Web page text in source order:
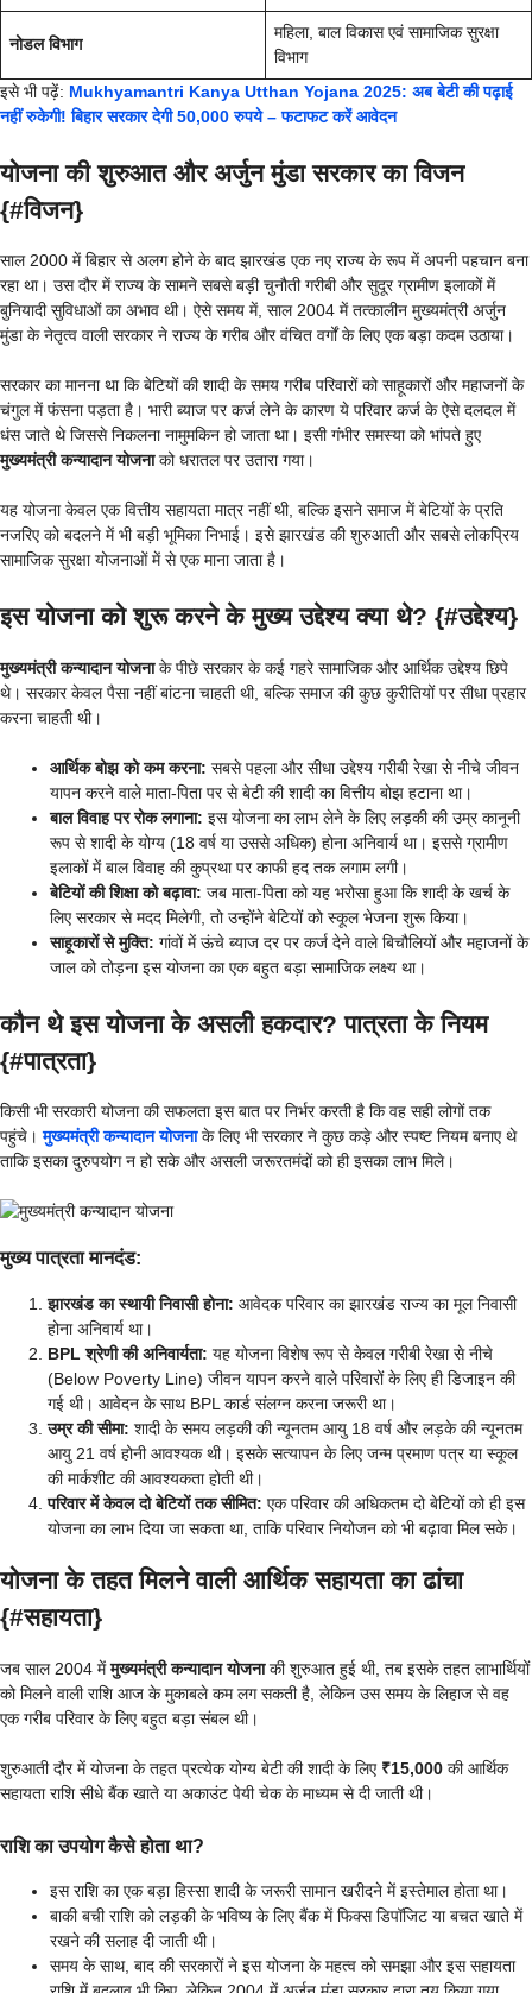
नोडल विभाग
महिला, बाल विकास एवं सामाजिक सुरक्षा
विभाग
इसे भी पढ़ें: Mukhyamantri Kanya Utthan Yojana 2025: अब बेटी की पढ़ाई
नहीं रुकेगी! बिहार सरकार देगी 50,000 रुपये – फटाफट करें आवेदन
योजना की शुरुआत और अर्जुन मुंडा सरकार का विजन
{#विजन}
साल 2000 में बिहार से अलग होने के बाद झारखंड एक नए राज्य के रूप में अपनी पहचान बना
रहा था। उस दौर में राज्य के सामने सबसे बड़ी चुनौती गरीबी और सुदूर ग्रामीण इलाकों में
बुनियादी सुविधाओं का अभाव थी। ऐसे समय में, साल 2004 में तत्कालीन मुख्यमंत्री अर्जुन
मुंडा के नेतृत्व वाली सरकार ने राज्य के गरीब और वंचित वर्गों के लिए एक बड़ा कदम उठाया।
सरकार का मानना था कि बेटियों की शादी के समय गरीब परिवारों को साहूकारों और महाजनों के
चंगुल में फंसना पड़ता है। भारी ब्याज पर कर्ज लेने के कारण ये परिवार कर्ज के ऐसे दलदल में
धंस जाते थे जिससे निकलना नामुमकिन हो जाता था। इसी गंभीर समस्या को भांपते हुए
मुख्यमंत्री कन्यादान योजनाको धरातल पर उतारा गया।
यह योजना केवल एक वित्तीय सहायता मात्र नहीं थी, बल्कि इसने समाज में बेटियों के प्रति
नजरिए को बदलने में भी बड़ी भूमिका निभाई। इसे झारखंड की शुरुआती और सबसे लोकप्रिय
सामाजिक सुरक्षा योजनाओं में से एक माना जाता है।
इस योजना को शुरू करने के मुख्य उद्देश्य क्या थे? {#उद्देश्य}
मुख्यमंत्री कन्यादान योजनाके पीछे सरकार के कई गहरे सामाजिक और आर्थिक उद्देश्य छिपे
थे। सरकार केवल पैसा नहीं बांटना चाहती थी, बल्कि समाज की कुछ कुरीतियों पर सीधा प्रहार
करना चाहती थी।
आर्थिक बोझ को कम करना: सबसे पहला और सीधा उद्देश्य गरीबी रेखा से नीचे जीवन
यापन करने वाले माता-पिता पर से बेटी की शादी का वित्तीय बोझ हटाना था।
बाल विवाह पर रोक लगाना: इस योजना का लाभ लेने के लिए लड़की की उम्र कानूनी
रूप से शादी के योग्य (18 वर्ष या उससे अधिक) होना अनिवार्य था। इससे ग्रामीण
इलाकों में बाल विवाह की कुप्रथा पर काफी हद तक लगाम लगी।
बेटियों की शिक्षा को बढ़ावा: जब माता-पिता को यह भरोसा हुआ कि शादी के खर्च के
लिए सरकार से मदद मिलेगी, तो उन्होंने बेटियों को स्कूल भेजना शुरू किया।
साहूकारों से मुक्ति: गांवों में ऊंचे ब्याज दर पर कर्ज देने वाले बिचौलियों और महाजनों के
जाल को तोड़ना इस योजना का एक बहुत बड़ा सामाजिक लक्ष्य था।
कौन थे इस योजना के असली हकदार? पात्रता के नियम
{#पात्रता}
किसी भी सरकारी योजना की सफलता इस बात पर निर्भर करती है कि वह सही लोगों तक
पहुंचे।मुख्यमंत्री कन्यादान योजनाके लिए भी सरकार ने कुछ कड़े और स्पष्ट नियम बनाए थे
ताकि इसका दुरुपयोग न हो सके और असली जरूरतमंदों को ही इसका लाभ मिले।
मुख्य पात्रता मानदंड:
झारखंड का स्थायी निवासी होना: आवेदक परिवार का झारखंड राज्य का मूल निवासी
होना अनिवार्य था।
BPL श्रेणी की अनिवार्यता: यह योजना विशेष रूप से केवल गरीबी रेखा से नीचे
(Below Poverty Line) जीवन यापन करने वाले परिवारों के लिए ही डिजाइन की
गई थी। आवेदन के साथ BPL कार्ड संलग्न करना जरूरी था।
उम्र की सीमा: शादी के समय लड़की की न्यूनतम आयु 18 वर्ष और लड़के की न्यूनतम
आयु 21 वर्ष होनी आवश्यक थी। इसके सत्यापन के लिए जन्म प्रमाण पत्र या स्कूल
की मार्कशीट की आवश्यकता होती थी।
परिवार में केवल दो बेटियों तक सीमित: एक परिवार की अधिकतम दो बेटियों को ही इस
योजना का लाभ दिया जा सकता था, ताकि परिवार नियोजन को भी बढ़ावा मिल सके।
योजना के तहत मिलने वाली आर्थिक सहायता का ढांचा
{#सहायता}
जब साल 2004 मेंमुख्यमंत्री कन्यादान योजनाकी शुरुआत हुई थी, तब इसके तहत लाभार्थियों
को मिलने वाली राशि आज के मुकाबले कम लग सकती है, लेकिन उस समय के लिहाज से वह
एक गरीब परिवार के लिए बहुत बड़ा संबल थी।
शुरुआती दौर में योजना के तहत प्रत्येक योग्य बेटी की शादी के लिए ₹15,000 की आर्थिक
सहायता राशि सीधे बैंक खाते या अकाउंट पेयी चेक के माध्यम से दी जाती थी।
राशि का उपयोग कैसे होता था?
इस राशि का एक बड़ा हिस्सा शादी के जरूरी सामान खरीदने में इस्तेमाल होता था।
बाकी बची राशि को लड़की के भविष्य के लिए बैंक में फिक्स डिपॉजिट या बचत खाते में
रखने की सलाह दी जाती थी।
समय के साथ, बाद की सरकारों ने इस योजना के महत्व को समझा और इस सहायता